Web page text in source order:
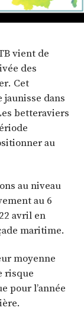
vient de
des
Cet
dans
betteraviers
au
au niveau
au 6
avril en
maritime.
moyenne
risque
pour l’année